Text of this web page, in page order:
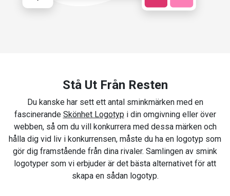
Stå Ut Från Resten
Du kanske har sett ett antal sminkmärken med en
fascinerande Skönhet Logotyp i din omgivning eller över
webben, så om du vill konkurrera med dessa märken och
hålla dig vid liv i konkurrensen, måste du ha en logotyp som
gör dig framstående från dina rivaler. Samlingen av smink
logotyper som vi erbjuder är det bästa alternativet för att
skapa en sådan logotyp.